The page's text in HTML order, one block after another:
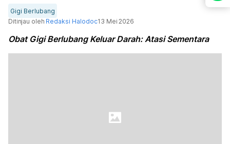
Gigi Berlubang
Ditinjau oleh Redaksi Halodoc13 Mei 2026
Obat Gigi Berlubang Keluar Darah: Atasi Sementara